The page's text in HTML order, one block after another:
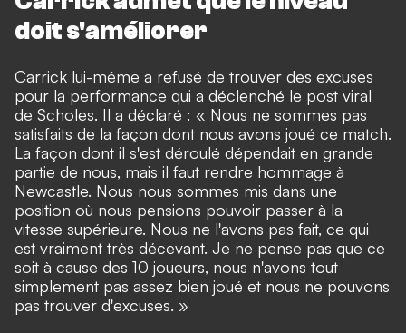
doit s'améliorer
Carrick lui-même a refusé de trouver des excuses
pour la performance qui a déclenché le post viral
de Scholes. Il a déclaré : « Nous ne sommes pas
satisfaits de la façon dont nous avons joué ce match.
La façon dont il s'est déroulé dépendait en grande
partie de nous, mais il faut rendre hommage à
Newcastle. Nous nous sommes mis dans une
position où nous pensions pouvoir passer à la
vitesse supérieure. Nous ne l'avons pas fait, ce qui
est vraiment très décevant. Je ne pense pas que ce
soit à cause des 10 joueurs, nous n'avons tout
simplement pas assez bien joué et nous ne pouvons
pas trouver d'excuses. »